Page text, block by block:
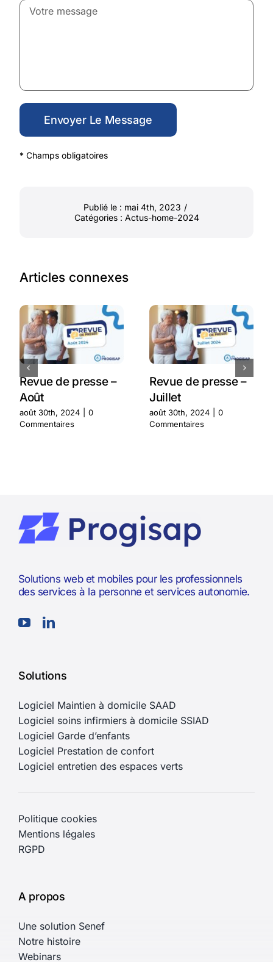
* Champs obligatoires
Publié le : mai 4th, 2023 /
Catégories : Actus-home-2024
Articles connexes
Revue de presse –
Août
août 30th, 2024
0
Commentaires
Revue de presse –
Juillet
août 30th, 2024
0
Commentaires
Solutions web et mobiles pour les professionnels
des services à la personne et services autonomie.
Solutions
Logiciel Maintien à domicile SAAD
Logiciel soins infirmiers à domicile SSIAD
Logiciel Garde d’enfants
Logiciel Prestation de confort
Logiciel entretien des espaces verts
Politique cookies
Mentions légales
RGPD
A propos
Une solution Senef
Notre histoire
Webinars